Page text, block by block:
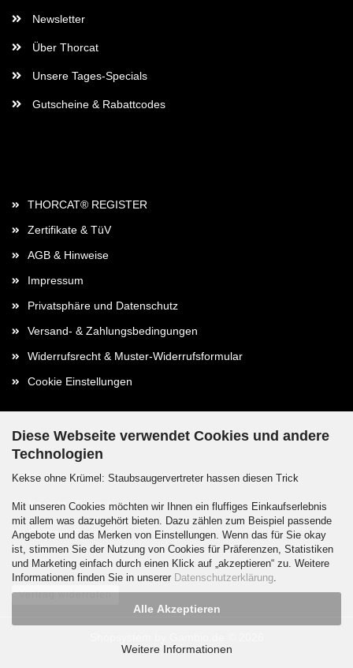
Diese Webseite verwendet Cookies und andere
Technologien
Kekse ohne Krümel: Staubsaugervertreter hassen diesen Trick
Mit unseren Cookies möchten wir Ihnen ein fluffiges Einkaufserlebnis
mit allem was dazugehört bieten. Dazu zählen zum Beispiel passende
Angebote und das Merken von Einstellungen. Wenn das für Sie okay
ist, stimmen Sie der Nutzung von Cookies für Präferenzen, Statistiken
und Marketing einfach durch einen Klick auf „akzeptieren“ zu. Weitere
Informationen finden Sie in unserer Datenschutzerklärung.
Alle Akzeptieren
Weitere Informationen
Newsletter
Über Thorcat
Unsere Tages-Specials
Gutscheine & Rabattcodes
THORCAT® REGISTER
Zertifikate & TüV
AGB & Hinweise
Impressum
Privatsphäre und Datenschutz
Versand- & Zahlungsbedingungen
Widerrufsrecht & Muster-Widerrufsformular
Cookie Einstellungen
Kontaktdaten
Kontakt / Formular
Callback Service
Vertrag widerrufen